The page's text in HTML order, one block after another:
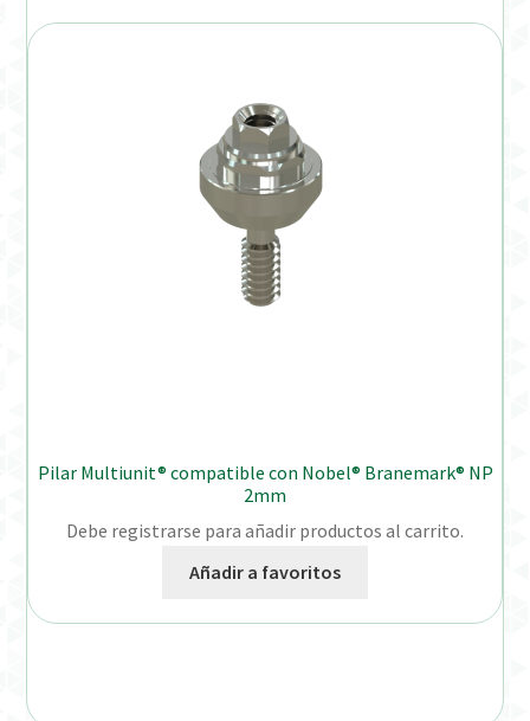
Pilar Multiunit® compatible con Nobel® Branemark® NP
2mm
Debe registrarse para añadir productos al carrito.
Añadir a favoritos